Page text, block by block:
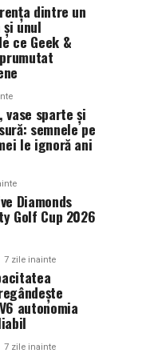
dintre un
unul
ce Geek &
sparte și
semnele pe
le ignoră ani
Diamonds
Golf Cup 2026
7 zile inainte
autonomia
7 zile inainte